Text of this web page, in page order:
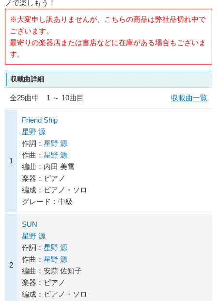
ノで楽しもう！
※大変申し訳ありませんが、こちらの商品は弊社品切れ中で
ございます。
最寄りの楽器店または書店などに在庫がある場合もございま
す。
収載曲詳細
全25曲中 1 ～ 10曲目 収載曲一覧
1
Friend Ship
星野 源
作詞： 星野 源
作曲： 星野 源
編曲：内田 美雪
楽器：ピアノ
編成：ピアノ・ソロ
グレード：中級
2
SUN
星野 源
作詞： 星野 源
作曲： 星野 源
編曲：安蒜 佐知子
楽器：ピアノ
編成：ピアノ・ソロ